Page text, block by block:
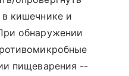
кишечнике и
обнаружении
пищеварения --